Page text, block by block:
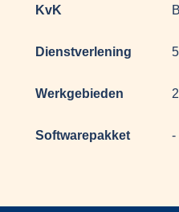
KvK
Dienstverlening
Werkgebieden
Softwarepakket -